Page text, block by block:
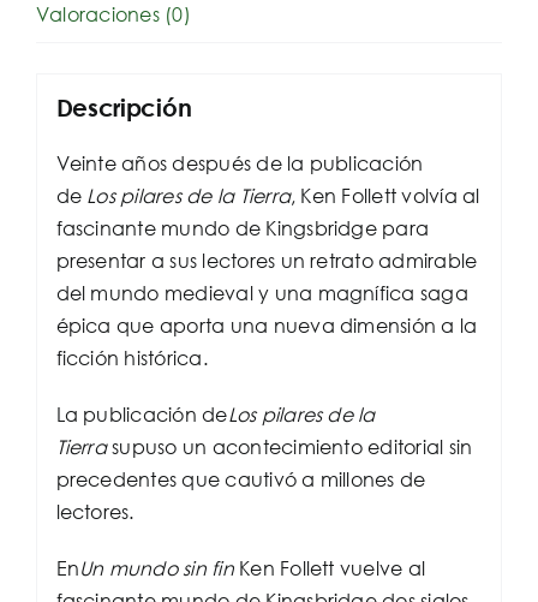
Valoraciones (0)
Descripción
Veinte años después de la publicación
de Los pilares de la Tierra, Ken Follett volvía al
fascinante mundo de Kingsbridge para
presentar a sus lectores un retrato admirable
del mundo medieval y una magnífica saga
épica que aporta una nueva dimensión a la
ficción histórica.
La publicación deLos pilares de la
Tierrasupuso un acontecimiento editorial sin
precedentes que cautivó a millones de
lectores.
EnUn mundo sin finKen Follett vuelve al